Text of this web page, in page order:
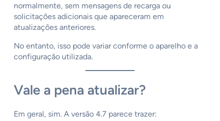
normalmente, sem mensagens de recarga ou
solicitações adicionais que apareceram em
atualizações anteriores.
No entanto, isso pode variar conforme o aparelho e a
configuração utilizada.
Vale a pena atualizar?
Em geral, sim. A versão 4.7 parece trazer: